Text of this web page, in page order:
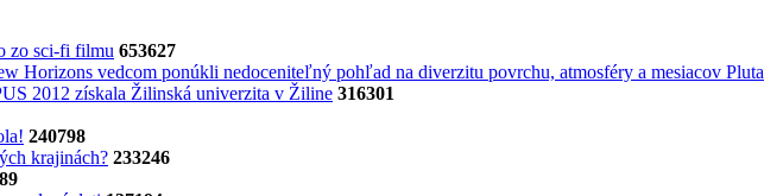
zo sci-fi filmu 653627
Horizons vedcom ponúkli nedoceniteľný pohľad na diverzitu povrchu, atmosféry a mesiacov Pluta
2012 získala Žilinská univerzita v Žiline 316301
240798
krajinách? 233246